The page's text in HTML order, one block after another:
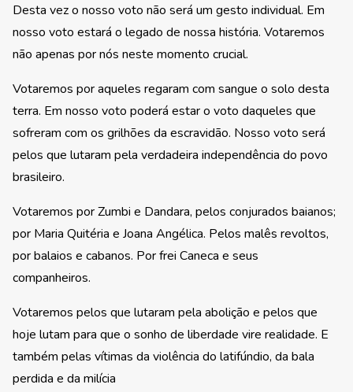
Desta vez o nosso voto não será um gesto individual. Em
nosso voto estará o legado de nossa história. Votaremos
não apenas por nós neste momento crucial.
Votaremos por aqueles regaram com sangue o solo desta
terra. Em nosso voto poderá estar o voto daqueles que
sofreram com os grilhões da escravidão. Nosso voto será
pelos que lutaram pela verdadeira independência do povo
brasileiro.
Votaremos por Zumbi e Dandara, pelos conjurados baianos;
por Maria Quitéria e Joana Angélica. Pelos malês revoltos,
por balaios e cabanos. Por frei Caneca e seus
companheiros.
Votaremos pelos que lutaram pela abolição e pelos que
hoje lutam para que o sonho de liberdade vire realidade. E
também pelas vítimas da violência do latifúndio, da bala
perdida e da milícia